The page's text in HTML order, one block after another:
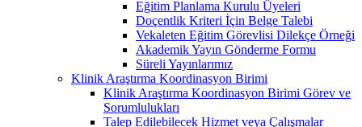
Eğitim Planlama Kurulu Üyeleri
Doçentlik Kriteri İçin Belge Talebi
Vekaleten Eğitim Görevlisi Dilekçe Örneği
Akademik Yayın Gönderme Formu
Süreli Yayınlarımız
Klinik Araştırma Koordinasyon Birimi
Klinik Araştırma Koordinasyon Birimi Görev ve
Sorumlulukları
Talep Edilebilecek Hizmet veya Çalışmalar